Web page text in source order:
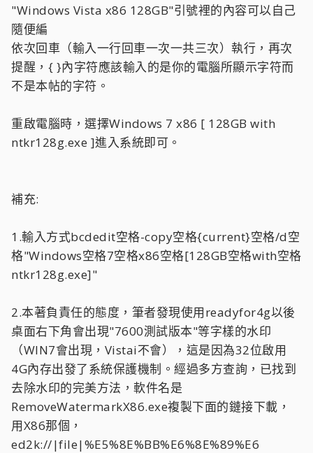
"Windows Vista x86 128GB"引號裡的內容可以自己
隨便編
依次回車（輸入一行回車一次一共三次）執行，再次
提醒，{ }內字符應該輸入的是你的電腦所顯示字符而
不是本帖的字符。
重啟電腦時，選擇Windows 7 x86 [ 128GB with
ntkr128g.exe ]進入系統即可。
補充:
1.輸入方式bcdedit空格-copy空格{current}空格/d空
格"Windows空格7空格x86空格[128GB空格with空格
ntkr128g.exe]"
2.本著負責任的態度，筆者發現使用readyfor4g以後
桌面右下角會出現"7600測試版本"等字樣的水印
（WIN7會出現，Vistai不會），這是因為32位啟用
4G內存出發了系統保護機制。經過多方查詢，已找到
去除水印的完美方法，軟件名是
RemoveWatermarkX86.exe複製下面的鏈接下載，
用X86那個，
ed2k://|file|%E5%8E%BB%E6%8E%89%E6